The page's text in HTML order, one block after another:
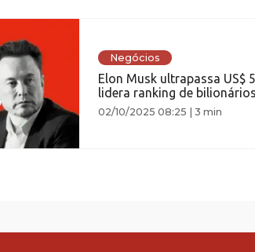
Negócios
Elon Musk ultrapassa US$
lidera ranking de bilionários
02/10/2025 08:25 |3 min